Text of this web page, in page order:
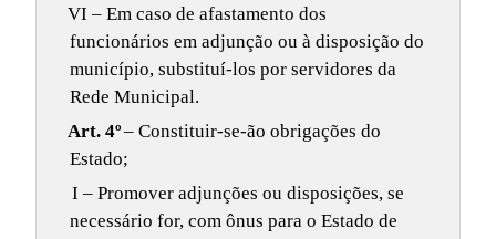
VI – Em caso de afastamento dos
funcionários em adjunção ou à disposição do
município, substituí-los por servidores da
Rede Municipal.
Art. 4º– Constituir-se-ão obrigações do
Estado;
I – Promover adjunções ou disposições, se
necessário for, com ônus para o Estado de